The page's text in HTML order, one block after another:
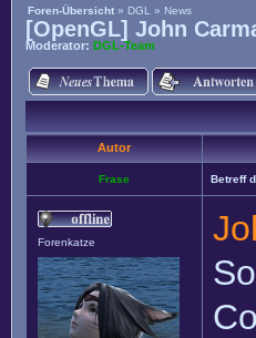
Foren-Übersicht » DGL » News
[OpenGL] John
Moderator: DGL-Team
Autor
Frase Betreff
Forenkatze